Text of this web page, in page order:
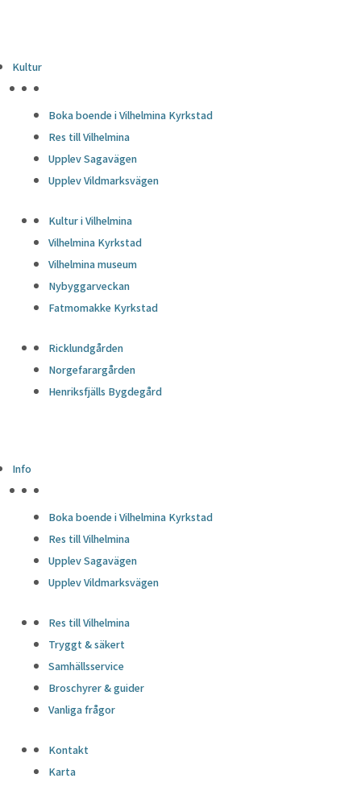
Kultur
Boka boende i Vilhelmina Kyrkstad
Res till Vilhelmina
Upplev Sagavägen
Upplev Vildmarksvägen
Kultur i Vilhelmina
Vilhelmina Kyrkstad
Vilhelmina museum
Nybyggarveckan
Fatmomakke Kyrkstad
Ricklundgården
Norgefarargården
Henriksfjälls Bygdegård
Info
Boka boende i Vilhelmina Kyrkstad
Res till Vilhelmina
Upplev Sagavägen
Upplev Vildmarksvägen
Res till Vilhelmina
Tryggt & säkert
Samhällsservice
Broschyrer & guider
Vanliga frågor
Kontakt
Karta